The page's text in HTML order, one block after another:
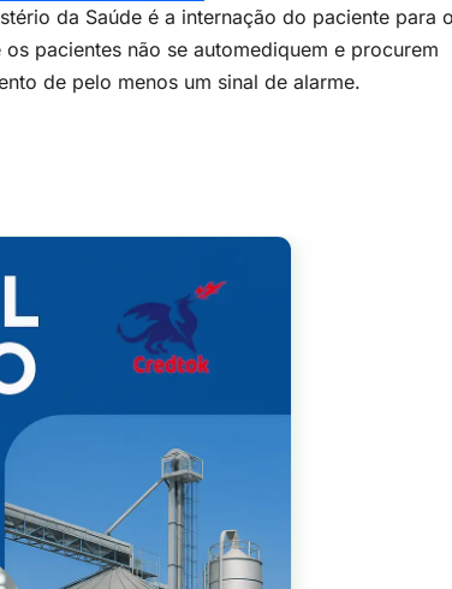
da Saúde é a internação do paciente para
pacientes não se automediquem e procurem
de pelo menos um sinal de alarme.